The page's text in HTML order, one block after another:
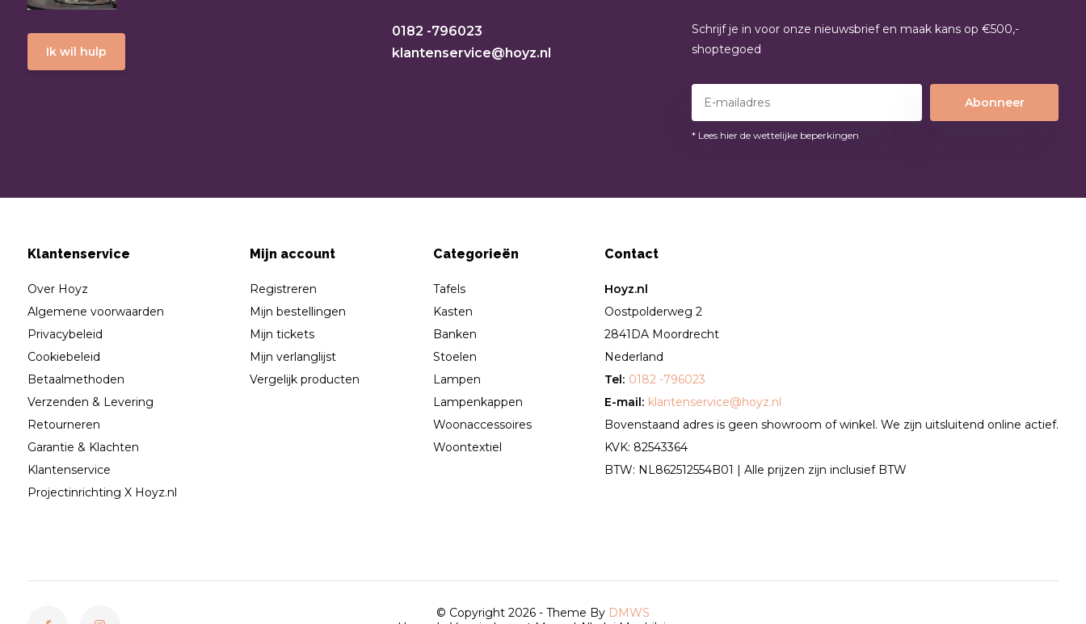
Ik wil hulp
0182 -796023
klantenservice@hoyz.nl
Schrijf je in voor onze nieuwsbrief en maak kans op €500,-
shoptegoed
Abonneer
* Lees hier de wettelijke beperkingen
Klantenservice
Over Hoyz
Algemene voorwaarden
Privacybeleid
Cookiebeleid
Betaalmethoden
Verzenden & Levering
Retourneren
Garantie & Klachten
Klantenservice
Projectinrichting X Hoyz.nl
Mijn account
Registreren
Mijn bestellingen
Mijn tickets
Mijn verlanglijst
Vergelijk producten
Categorieën
Tafels
Kasten
Banken
Stoelen
Lampen
Lampenkappen
Woonaccessoires
Woontextiel
Contact
Hoyz.nl
Oostpolderweg 2
2841DA Moordrecht
Nederland
Tel: 0182 -796023
E-mail: klantenservice@hoyz.nl
Bovenstaand adres is geen showroom of winkel. We zijn uitsluitend online actief.
KVK: 82543364
BTW: NL862512554B01 | Alle prijzen zijn inclusief BTW
© Copyright 2026 - Theme By DMWS